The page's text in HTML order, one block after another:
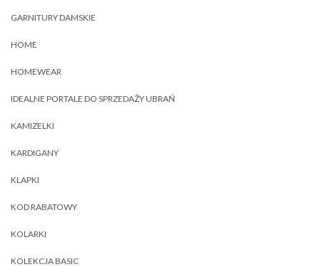
GARNITURY DAMSKIE
HOME
HOMEWEAR
IDEALNE PORTALE DO SPRZEDAŻY UBRAŃ
KAMIZELKI
KARDIGANY
KLAPKI
KOD RABATOWY
KOLARKI
KOLEKCJA BASIC